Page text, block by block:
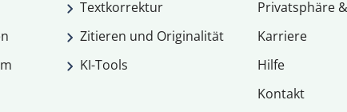
Textkorrektur
Zitieren und Originalität
KI-Tools
Privatsphäre
Karriere
Hilfe
Kontakt